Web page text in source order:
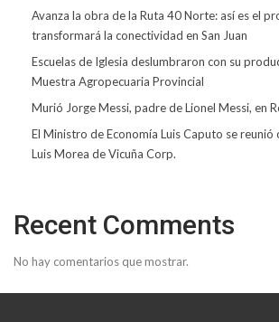
Avanza la obra de la Ruta 40 Norte: así es el
transformará la conectividad en San Juan
Escuelas de Iglesia deslumbraron con su
Muestra Agropecuaria Provincial
Murió Jorge Messi, padre de Lionel Messi, en
El Ministro de Economía Luis Caputo se reunió
Luis Morea de Vicuña Corp.
Recent Comments
No hay comentarios que mostrar.